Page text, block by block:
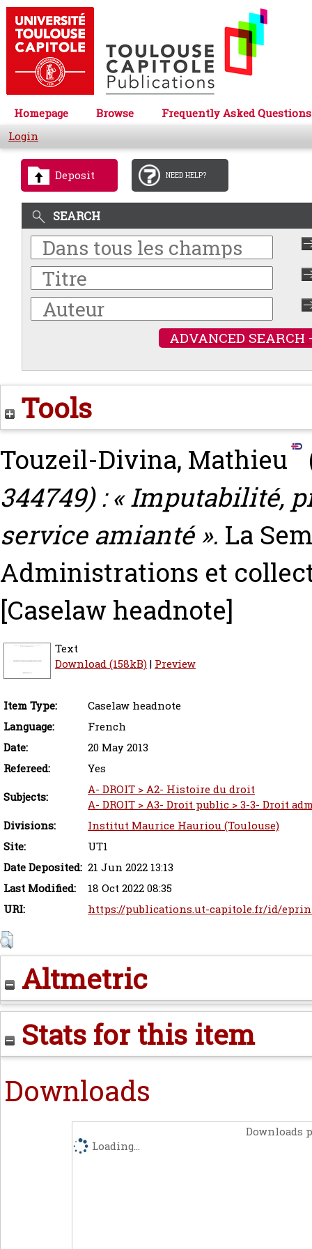
Homepage Browse
Frequently Asked Questions
Login
Deposit NEED HELP?
SEARCH
ADVANCED SEARCH
Tools
Touzeil-Divina, Mathieu
344749) : « Imputabilité,
service amianté ». La
Administrations et
[Caselaw headnote]
Text
Download (158kB)| Preview
Item Type:
Caselaw headnote
Language:
French
Date:
20 May 2013
Refereed:
Yes
Subjects:
A- DROIT > A2- Histoire du droit
A- DROIT > A3- Droit public > 3-3- Droit
Divisions:
Institut Maurice Hauriou (Toulouse)
Site:
UT1
Date Deposited: 21 Jun 2022 13:13
Last Modified:
18 Oct 2022 08:35
URI:
https://publications.ut-capitole.fr/id/
Altmetric
Stats for this item
Downloads
Downloads
Loading...